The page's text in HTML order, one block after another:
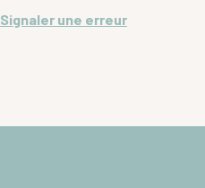
Signaler une erreur